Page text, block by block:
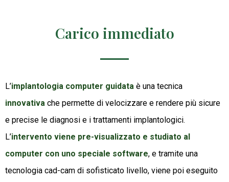
Carico immediato
L’implantologia computer guidata è una tecnica
innovativa che permette di velocizzare e rendere più sicure
e precise le diagnosi e i trattamenti implantologici.
L’intervento viene pre-visualizzato e studiato al
computer con uno speciale software, e tramite una
tecnologia cad-cam di sofisticato livello, viene poi eseguito